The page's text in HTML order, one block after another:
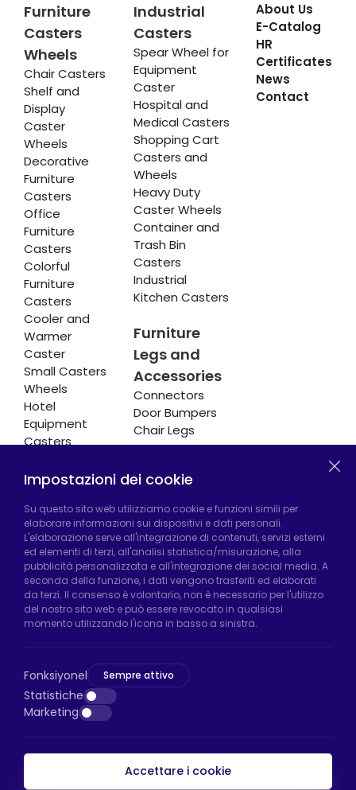
Furniture
Casters
Wheels
Chair Casters
Shelf and
Display
Caster
Wheels
Decorative
Furniture
Casters
Office
Furniture
Casters
Colorful
Furniture
Casters
Cooler and
Warmer
Caster
Small Casters
Wheels
Hotel
Equipment
Casters
Industrial
Casters
Spear Wheel for
Equipment
Caster
Hospital and
Medical Casters
Shopping Cart
Casters and
Wheels
Heavy Duty
Caster Wheels
Container and
Trash Bin
Casters
Industrial
Kitchen Casters
Furniture
Legs and
Accessories
Connectors
Door Bumpers
Chair Legs
About Us
E-Catalog
HR
Certificates
News
Contact
Fabbrica di Hadımköy:Atatürk Industrial Zone,
Uzunçayır Street, No:11 Hadımköy, 34555
Arnavutköy/Istanbul
Telefono:+90 212 640 66 46
Email:export@htsteker.com
Negozio Bayrampasa:Kocatepe
Bayrampaşa/Istanbul
Telefono:+90 530 044 64 87
Email:info@htsteker.com
Pagamento HTS
Impostazioni dei cookie
Su questo sito web utilizziamo cookie e funzioni simili per
elaborare informazioni sui dispositivi e dati personali.
L'elaborazione serve all'integrazione di contenuti, servizi esterni
ed elementi di terzi, all'analisi statistica/misurazione, alla
pubblicità personalizzata e all'integrazione dei social media. A
seconda della funzione, i dati vengono trasferiti ed elaborati
da terzi. Il consenso è volontario, non è necessario per l'utilizzo
del nostro sito web e può essere revocato in qualsiasi
momento utilizzando l'icona in basso a sinistra.
Fonksiyonel Sempre attivo
Statistiche
Marketing
Accettare i cookie